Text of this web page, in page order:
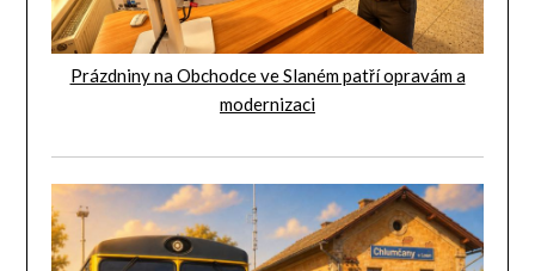
Prázdniny na Obchodce ve Slaném patří opravám a
modernizaci